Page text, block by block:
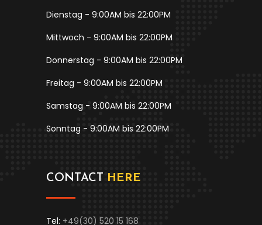
Dienstag - 9:00AM bis 22:00PM
Mittwoch - 9:00AM bis 22:00PM
Donnerstag - 9:00AM bis 22:00PM
Freitag - 9:00AM bis 22:00PM
Samstag - 9:00AM bis 22:00PM
Sonntag - 9:00AM bis 22:00PM
CONTACT HERE
Tel: +49(30) 520 15 168